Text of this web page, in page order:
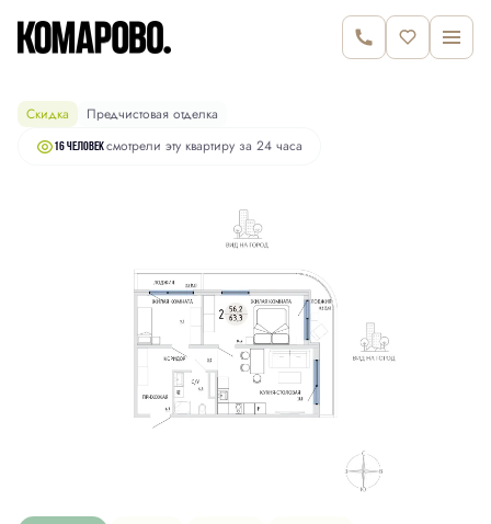
2-комнатная 63.3 м 2
10 860 000 руб.
10 310 000 руб.
Скидка Предчистовая отделка
16 человексмотрели эту квартиру за 24 часа